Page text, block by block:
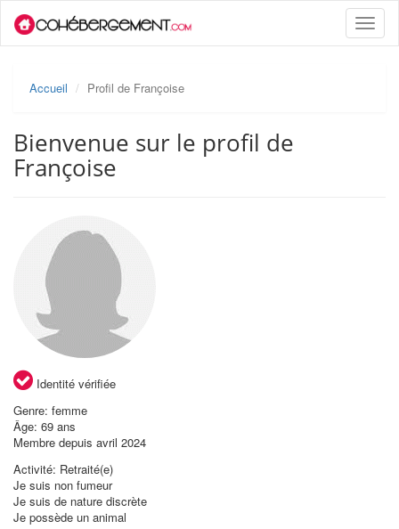
Toggle
Accueil Profil de Françoise
Bienvenue sur le profil de
Françoise
Identité vérifiée
Genre: femme
Âge: 69 ans
Membre depuis avril 2024
Activité: Retraité(e)
Je suis non fumeur
Je suis de nature discrète
Je possède un animal